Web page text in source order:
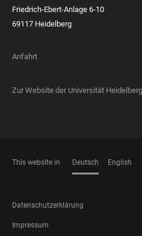
Friedrich-Ebert-Anlage 6-10
69117 Heidelberg
Anfahrt
Zur Website der Universität Heidelberg
This website in Deutsch English
FOOTER
LEGAL
Datenschutzerklärung
Impressum